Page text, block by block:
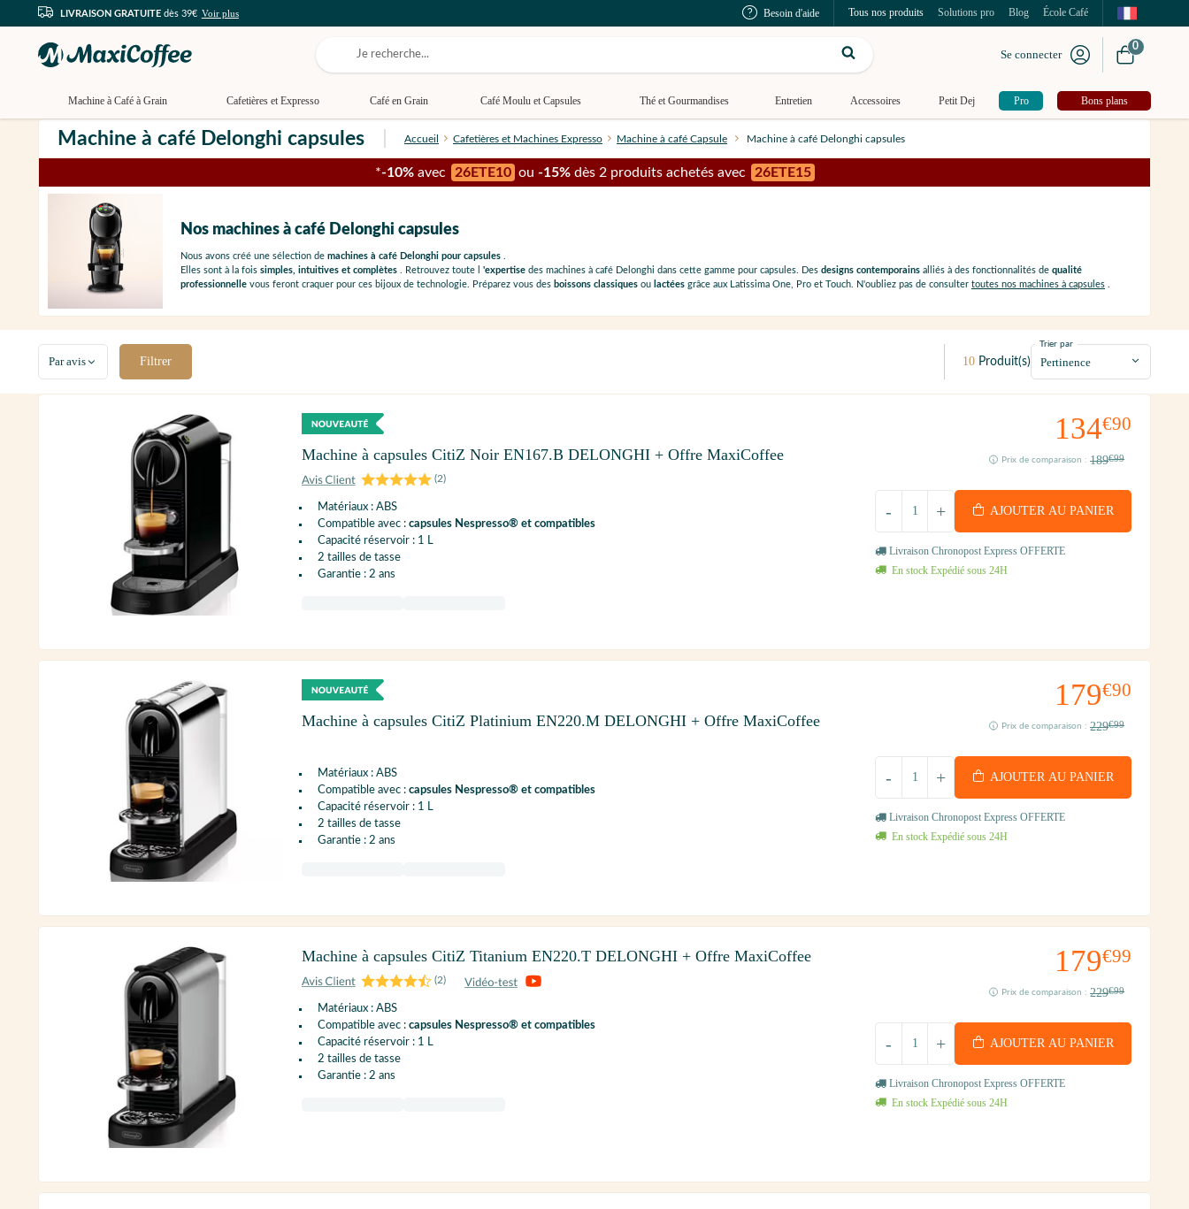
LIVRAISON GRATUITE dès 39€ Voir plus Besoin d'aide Tous nos produits Solutions pro Blog École Café
Se connecter
0
Machine à Café à Grain Cafetières et Expresso Café en Grain Café Moulu et Capsules Thé et Gourmandises Entretien Accessoires Petit Dej Pro Bons plans
Machine à café Delonghi capsules Accueil Cafetières et Machines Expresso Machine à café Capsule Machine à café Delonghi capsules
-10%avec 26ETE10 ou-15%dès 2 produits achetés avec
Nos machines à café Delonghi capsules
Nous avons créé une sélection de machines à café Delonghi pour capsules
Elles sont à la fois simples, intuitives et complètes . Retrouvez toute l 'expertise des machines à café Delonghi dans cette gamme pour capsules. Des designs contemporains alliés à des fonctionnalités de qualité
professionnelle vous feront craquer pour ces bijoux de technologie. Préparez vous des boissons classiques ou lactées grâce aux Latissima One, Pro et Touch. N'oubliez pas de consulter toutes nos machines à capsules
Par avis Filtrer 10 Produit(s)
Trier par
Machine à capsules CitiZ Noir EN167.B DELONGHI + Offre MaxiCoffee
(2)
Matériaux : ABS
Compatible avec : capsules Nespresso® et compatibles
Capacité réservoir : 1 L
2 tailles de tasse
Garantie : 2 ans
134€90
Prix de comparaison : 189€99
+
- AJOUTER AU PANIER
Livraison Chronopost Express OFFERTE
En stock Expédié sous 24H
Machine à capsules CitiZ Platinium EN220.M DELONGHI + Offre MaxiCoffee
Matériaux : ABS
Compatible avec : capsules Nespresso® et compatibles
Capacité réservoir : 1 L
2 tailles de tasse
Garantie : 2 ans
179€90
Prix de comparaison : 229€99
+
- AJOUTER AU PANIER
Livraison Chronopost Express OFFERTE
En stock Expédié sous 24H
Machine à capsules CitiZ Titanium EN220.T DELONGHI + Offre MaxiCoffee
(2)
Matériaux : ABS
Compatible avec : capsules Nespresso® et compatibles
Capacité réservoir : 1 L
2 tailles de tasse
Garantie : 2 ans
179€99
Prix de comparaison : 229€99
+
- AJOUTER AU PANIER
Livraison Chronopost Express OFFERTE
En stock Expédié sous 24H